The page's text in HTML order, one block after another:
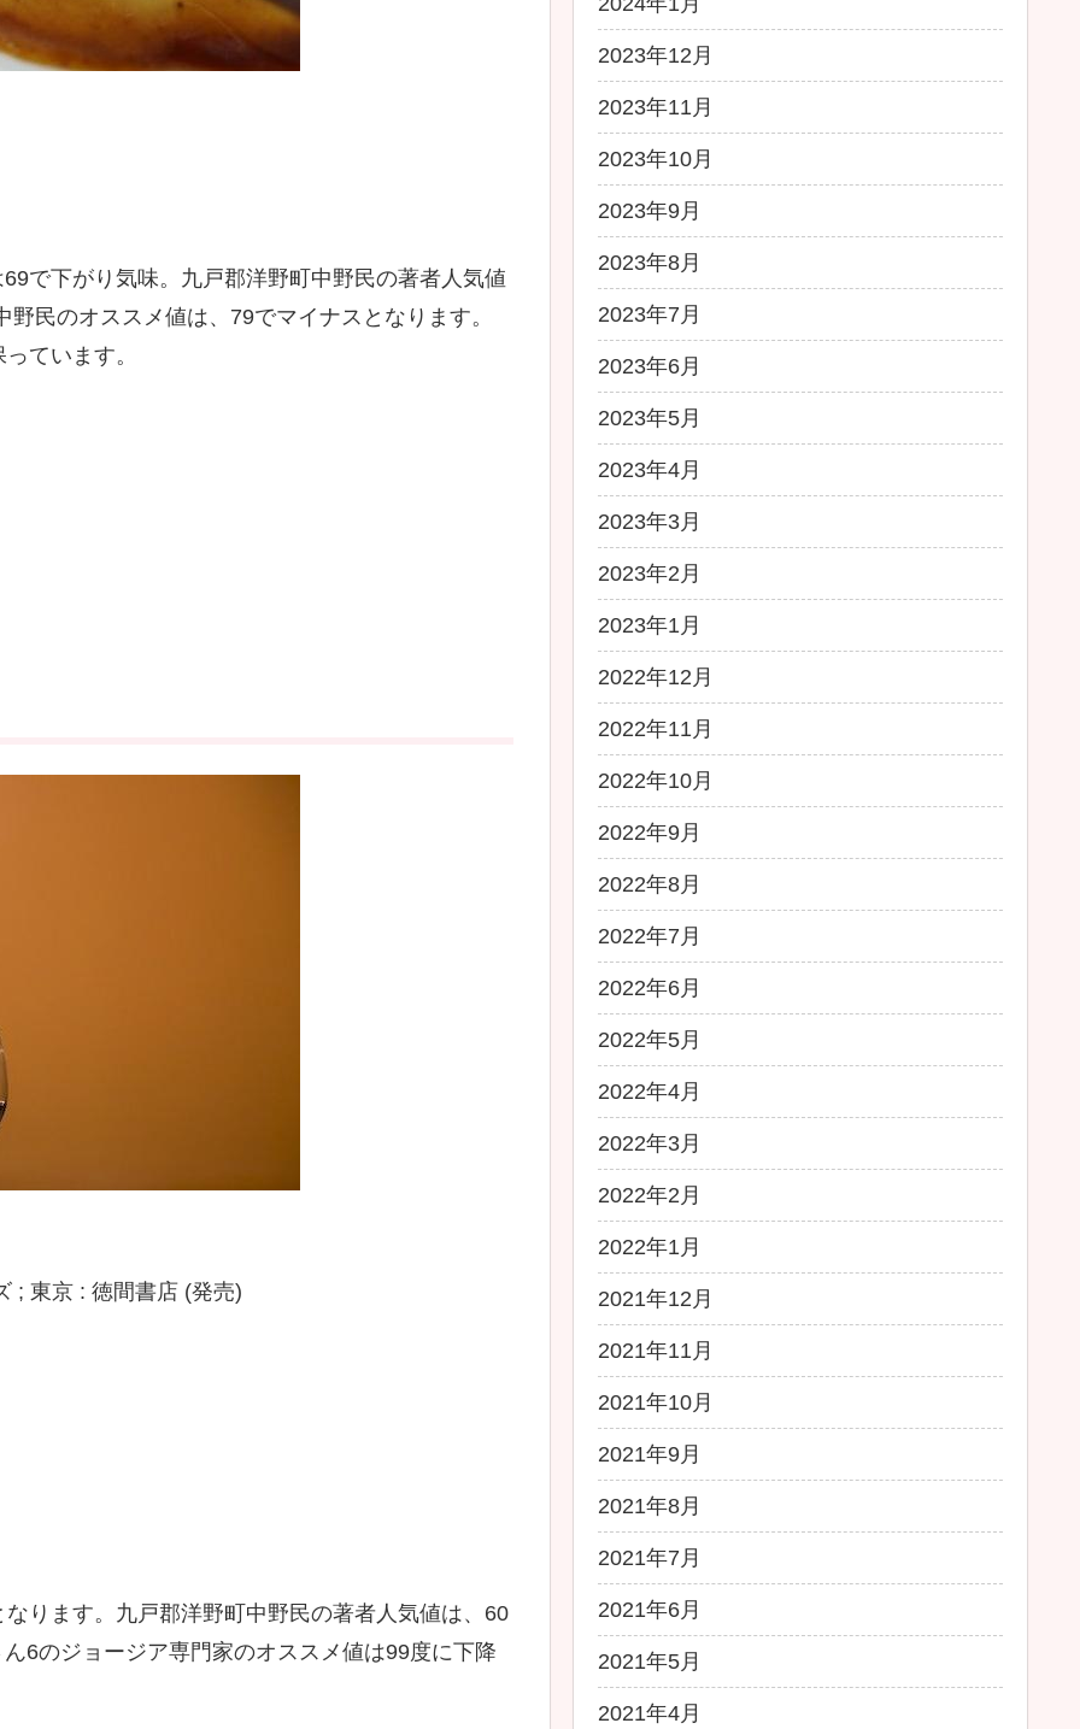
で下がり気味。九戸郡洋野町中野民の著者人気値
民のオススメ値は、79でマイナスとなります。
ています。
; 東京 : 徳間書店 (発売)
ります。九戸郡洋野町中野民の著者人気値は、60
6のジョージア専門家のオススメ値は99度に下降
2023年12月
2023年11月
2023年10月
2023年9月
2023年8月
2023年7月
2023年6月
2023年5月
2023年4月
2023年3月
2023年2月
2023年1月
2022年12月
2022年11月
2022年10月
2022年9月
2022年8月
2022年7月
2022年6月
2022年5月
2022年4月
2022年3月
2022年2月
2022年1月
2021年12月
2021年11月
2021年10月
2021年9月
2021年8月
2021年7月
2021年6月
2021年5月
2021年4月